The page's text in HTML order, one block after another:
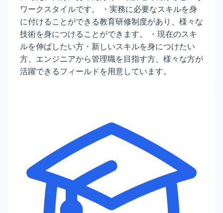
ワークスタイルです。 ・実務に必要なスキルを身
に付けることができる教育研修制度があり、様々な
技術を身につけることができます。 ・現在のスキ
ルを伸ばしたい方・新しいスキルを身につけたい
方、エンジニアから管理職を目指す方、様々な方が
活躍できるフィールドを用意しています。